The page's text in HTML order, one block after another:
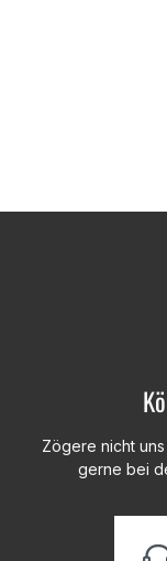
Zögere nicht
gerne bei